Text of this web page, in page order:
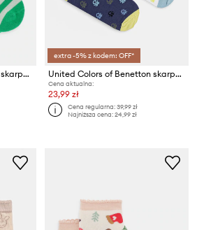
United Colors of Benetton skarpetki dziecięce
extra -5% z kodem: OFF*
United Colors of Benetton skarpetki dziecięce 2-pack
Cena aktualna:
23,99 zł
Cena regularna:39,99 zł
Najniższa cena:24,99 zł